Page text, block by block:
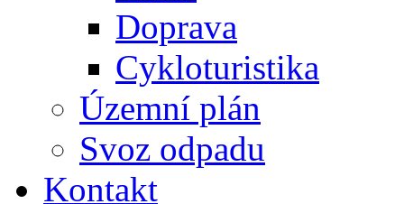
Doprava
Cykloturistika
Územní plán
Svoz odpadu
Kontakt